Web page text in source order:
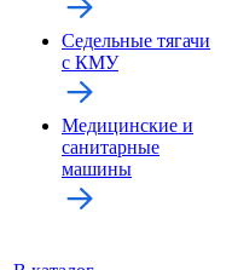
Седельные тягачи
с КМУ
Медицинские и
санитарные
машины